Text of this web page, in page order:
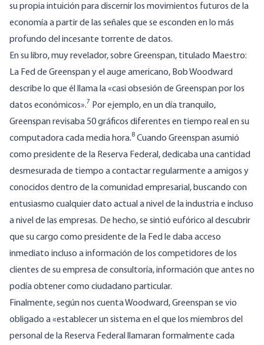
su propia intuición para discernir los movimientos futuros de la
economía a partir de las señales que se esconden en lo más
profundo del incesante torrente de datos.
En su libro, muy revelador, sobre Greenspan, titulado Maestro:
La Fed de Greenspan y el auge americano, Bob Woodward
describe lo que él llama la «casi obsesión de Greenspan por los
datos económicos».7 Por ejemplo, en un día tranquilo,
Greenspan revisaba 50 gráficos diferentes en tiempo real en su
computadora cada media hora.8 Cuando Greenspan asumió
como presidente de la Reserva Federal, dedicaba una cantidad
desmesurada de tiempo a contactar regularmente a amigos y
conocidos dentro de la comunidad empresarial, buscando con
entusiasmo cualquier dato actual a nivel de la industria e incluso
a nivel de las empresas. De hecho, se sintió eufórico al descubrir
que su cargo como presidente de la Fed le daba acceso
inmediato incluso a información de los competidores de los
clientes de su empresa de consultoría, información que antes no
podía obtener como ciudadano particular.
Finalmente, según nos cuenta Woodward, Greenspan se vio
obligado a «establecer un sistema en el que los miembros del
personal de la Reserva Federal llamaran formalmente cada